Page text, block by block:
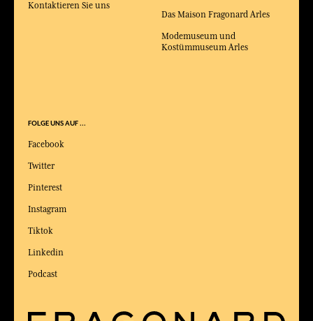
Das Maison Fragonard Arles
Modemuseum und
Kostümmuseum Arles
Kontaktieren Sie uns
FOLGE UNS AUF ...
Facebook
Twitter
Pinterest
Instagram
Tiktok
Linkedin
Podcast